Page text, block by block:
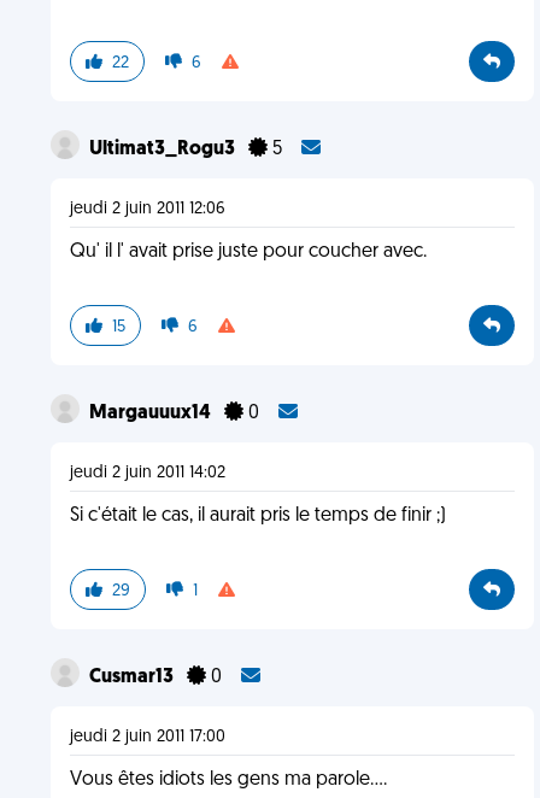
22 6
Ultimat3_Rogu3 5
jeudi 2 juin 2011 12:06
Qu' il l' avait prise juste pour coucher avec.
15 6
Margauuux14 0
jeudi 2 juin 2011 14:02
Si c'était le cas, il aurait pris le temps de finir ;)
29 1
Cusmar13 0
jeudi 2 juin 2011 17:00
Vous êtes idiots les gens ma parole....